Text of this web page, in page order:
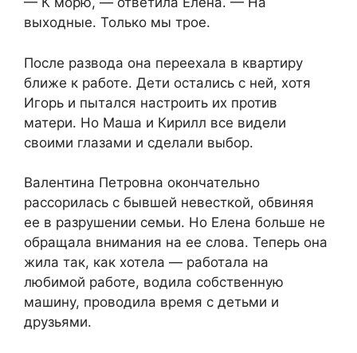
выходные. Только мы трое.
После развода она переехала в квартиру
ближе к работе. Дети остались с ней, хотя
Игорь и пытался настроить их против
матери. Но Маша и Кирилл все видели
своими глазами и сделали выбор.
Валентина Петровна окончательно
рассорилась с бывшей невесткой, обвиняя
ее в разрушении семьи. Но Елена больше не
обращала внимания на ее слова. Теперь она
жила так, как хотела — работала на
любимой работе, водила собственную
машину, проводила время с детьми и
друзьями.